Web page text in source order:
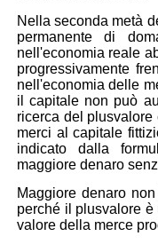
Nella seconda metà
permanente di
nell'economia reale
progressivamente
nell'economia delle
il capitale non può
ricerca del
merci alcapitale
indicato dalla
maggiore denaro
Maggiore denaro
perché il plusvalore è
valore della merce